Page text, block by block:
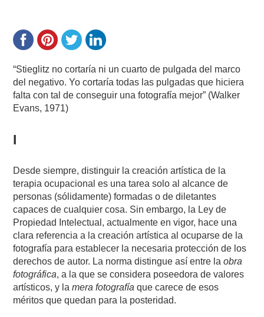
“Stieglitz no cortaría ni un cuarto de pulgada del marco
del negativo. Yo cortaría todas las pulgadas que hiciera
falta con tal de conseguir una fotografía mejor” (Walker
Evans, 1971)
I
Desde siempre, distinguir la creación artística de la
terapia ocupacional es una tarea solo al alcance de
personas (sólidamente) formadas o de diletantes
capaces de cualquier cosa. Sin embargo, la Ley de
Propiedad Intelectual, actualmente en vigor, hace una
clara referencia a la creación artística al ocuparse de la
fotografía para establecer la necesaria protección de los
derechos de autor. La norma distingue así entre laobra
fotográfica, a la que se considera poseedora de valores
artísticos, y lamera fotografía que carece de esos
méritos que quedan para la posteridad.